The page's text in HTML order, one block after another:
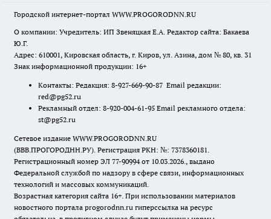
Городской интернет-портал WWW.PROGORODNN.RU
О компании: Учредитель: ИП Звеняцкая Е.А. Редактор сайта: Бакаева
Ю.Г.
Адрес: 610001, Кировская область, г. Киров, ул. Азина, дом № 80, кв. 31
Знак информационной продукции: 16+
Контакты: Редакция: 8-927-669-90-87 Email редакции:
red@pg52.ru
Рекламный отдел: 8-920-004-61-95 Email рекламного отдела:
st@pg52.ru
Сетевое издание WWW.PROGORODNN.RU
(ВВВ.ПРОГОРОДНН.РУ). Регистрация РКН: №: 7378360181.
Регистрационный номер ЭЛ 77-90994 от 10.03.2026., выдано
Федеральной службой по надзору в сфере связи, информационных
технологий и массовых коммуникаций.
Возрастная категория сайта 16+. При использовании материалов
новостного портала progorodnn.ru гиперссылка на ресурс